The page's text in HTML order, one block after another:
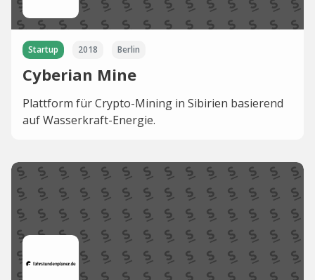
Startup 2018 Berlin
Cyberian Mine
Plattform für Crypto-Mining in Sibirien basierend
auf Wasserkraft-Energie.